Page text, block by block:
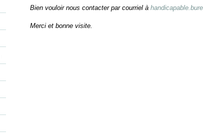
Bien vouloir nous contacter par courriel à
Merci et bonne visite.